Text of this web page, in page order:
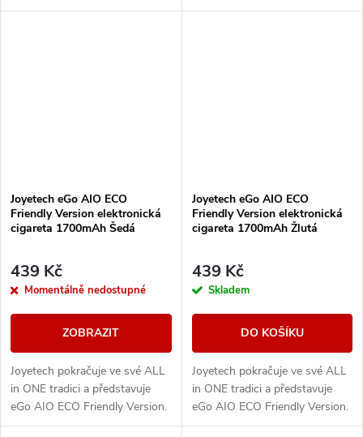
Designově řešené tělo e-
Designově řešené tělo e-
Joyetech eGo AIO ECO
Friendly Version elektronická
cigareta 1700mAh Šedá
439 Kč
Momentálně nedostupné
ZOBRAZIT
Joyetech pokračuje ve své ALL
in ONE tradici a představuje
eGo AIO ECO Friendly Version.
Designově řešené tělo e-
Joyetech eGo AIO ECO
Friendly Version elektronická
cigareta 1700mAh Žlutá
439 Kč
Skladem
DO KOŠÍKU
Joyetech pokračuje ve své ALL
in ONE tradici a představuje
eGo AIO ECO Friendly Version.
Designově řešené tělo e-